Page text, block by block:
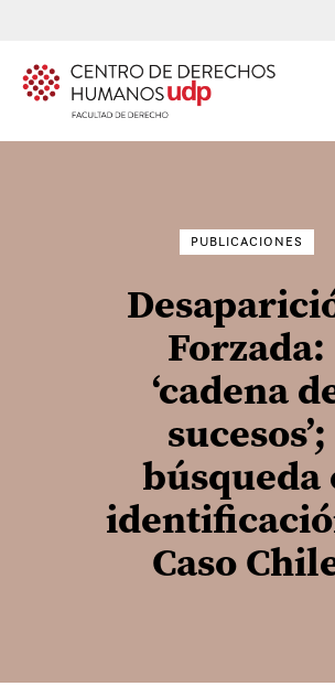
PUBLICACIONES
Forzada:
‘cadena
sucesos’;
búsqueda
Caso